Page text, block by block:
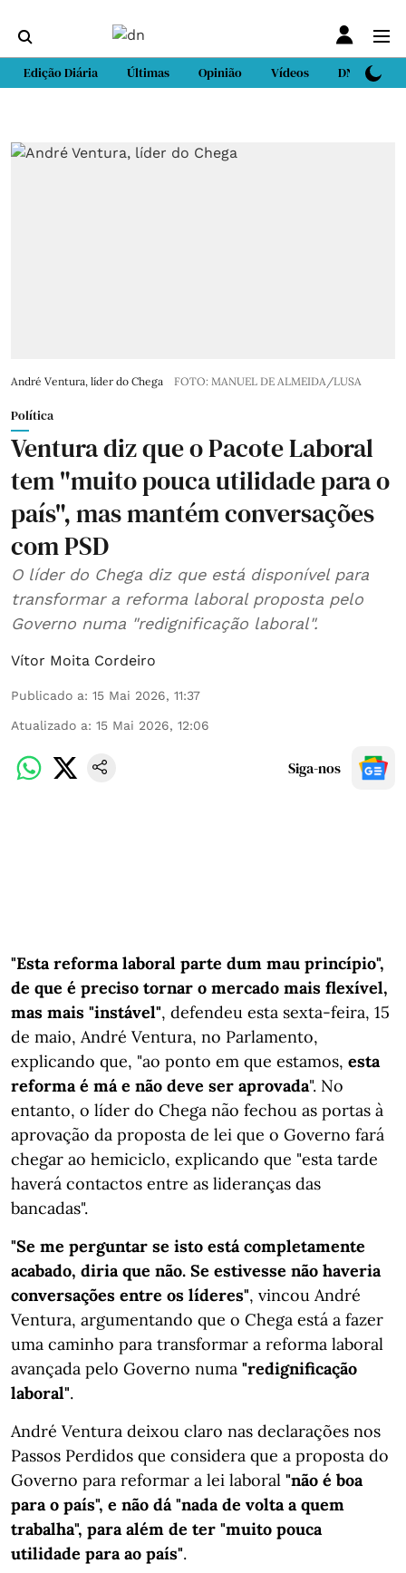
Edição Diária Últimas Opinião Vídeos DN Sport
André Ventura, líder do Chega FOTO: MANUEL DE ALMEIDA/LUSA
Política
Ventura diz que o Pacote Laboral
tem "muito pouca utilidade para o
país", mas mantém conversações
com PSD
O líder do Chega diz que está disponível para
transformar a reforma laboral proposta pelo
Governo numa "redignificação laboral".
Vítor Moita Cordeiro
Publicado a: 15 Mai 2026, 11:37
Atualizado a: 15 Mai 2026, 12:06
Siga-nos
"Esta reforma laboral parte dum mau princípio",
de que é preciso tornar o mercado mais flexível,
mas mais "instável", defendeu esta sexta-feira, 15
de maio, André Ventura, no Parlamento,
explicando que, "ao ponto em que estamos, esta
reforma é má e não deve ser aprovada". No
entanto, o líder do Chega não fechou as portas à
aprovação da proposta de lei que o Governo fará
chegar ao hemiciclo, explicando que "esta tarde
haverá contactos entre as lideranças das
bancadas".
"Se me perguntar se isto está completamente
acabado, diria que não. Se estivesse não haveria
conversações entre os líderes", vincou André
Ventura, argumentando que o Chega está a fazer
uma caminho para transformar a reforma laboral
avançada pelo Governo numa "redignificação
laboral".
André Ventura deixou claro nas declarações nos
Passos Perdidos que considera que a proposta do
Governo para reformar a lei laboral "não é boa
para o país", e não dá "nada de volta a quem
trabalha", para além de ter "muito pouca
utilidade para ao país".